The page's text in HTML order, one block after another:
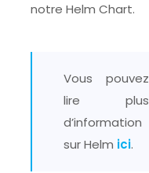
notre Helm Chart.
Vous pouvez
lire plus
d’information
sur Helm ici.